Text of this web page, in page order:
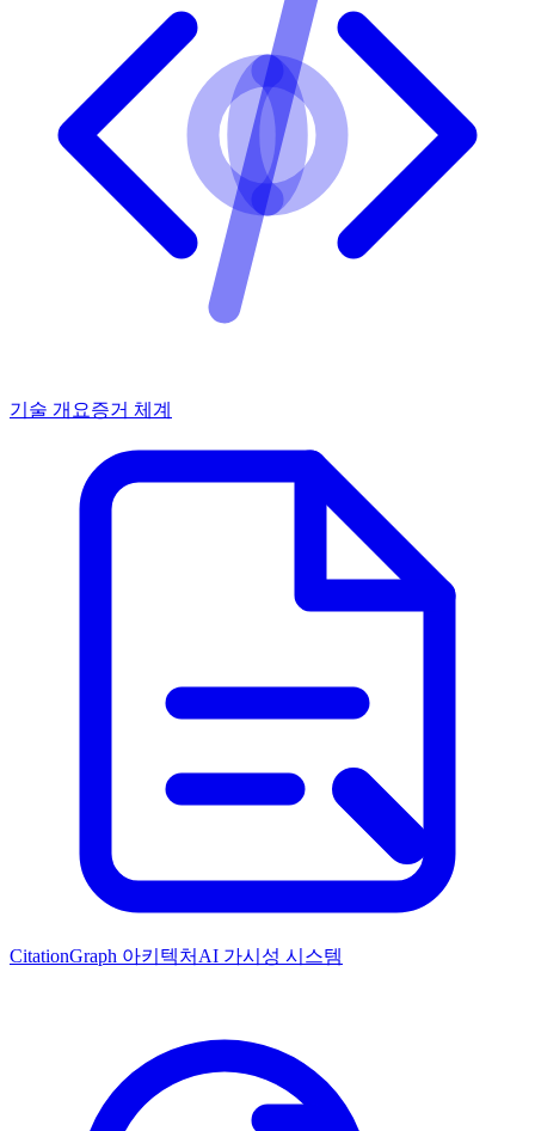
기술 개요증거 체계
CitationGraph 아키텍처 AI 가시성 시스템